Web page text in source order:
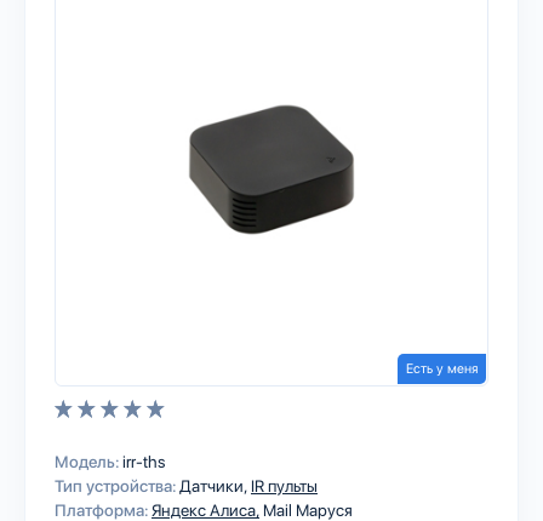
Есть у меня
Модель:irr-ths
Тип устройства:Датчики IR пульты
Платформа:Яндекс Алиса Mail Маруся